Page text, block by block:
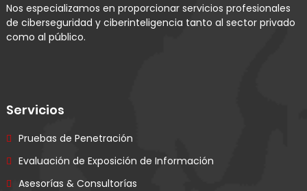
Nos especializamos en proporcionar servicios profesionales
de ciberseguridad y ciberinteligencia tanto al sector privado
como al público.
Servicios
Pruebas de Penetración
Evaluación de Exposición de Información
Asesorías & Consultorías